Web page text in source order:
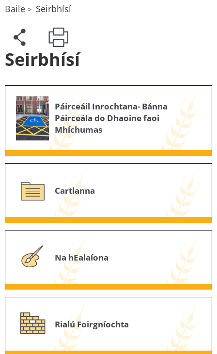
Baile Seirbhísí
Seirbhísí
Páirceáil Inrochtana- Bánna
Páirceála do Dhaoine faoi
Mhíchumas
Cartlanna
Na hEalaíona
Rialú Foirgníochta